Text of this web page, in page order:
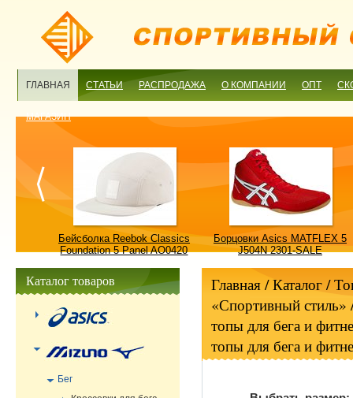
ГЛАВНАЯ СТАТЬИ РАСПРОДАЖА О КОМПАНИИ ОПТ
МАГАЗИН
Бейсболка Reebok Classics
Foundation 5 Panel AO0420
Борцовки Asics MATFLEX 5
J504N 2301-SALE
Главная/ Каталог /
«Спортивный стиль»
топы для бега и
топы для бега и
Каталог товаров
Бег